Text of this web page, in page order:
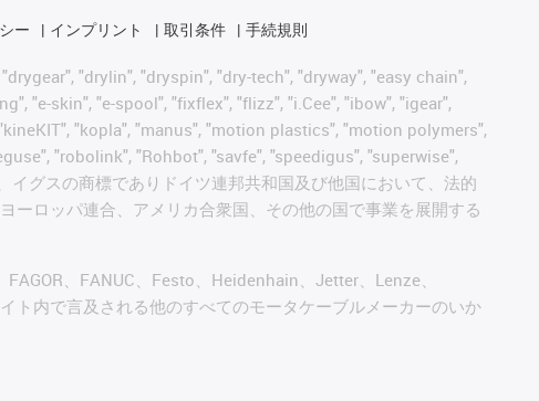
ー インプリント 取引条件 手続規則
"drylin", "dryspin", "dry-tech", "dryway", "easy chain",
"e-skin", "e-spool", "fixflex", "flizz", "i.Cee", "ibow", "igear",
"kopla", "manus", "motion plastics", "motion polymers",
"robolink", "Rohbot", "savfe", "speedigus", "superwise",
グスの商標でありドイツ連邦共和国及び他国において、法的
ーロッパ連合、アメリカ合衆国、その他の国で事業を展開する
、FANUC、Festo、Heidenhain、Jetter、Lenze、
ト内で言及される他のすべてのモータケーブルメーカーのいか